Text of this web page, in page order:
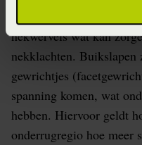
nekwervels wat kan
nekklachten.
gewrichtjes
spanning komen, wat
hebben. Hiervoor geldt
onderrugregio hoe meer